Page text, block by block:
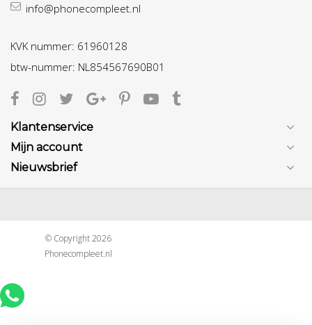
info@phonecompleet.nl
KVK nummer: 61960128
btw-nummer: NL854567690B01
Klantenservice
Mijn account
Nieuwsbrief
© Copyright 2026
Phonecompleet.nl